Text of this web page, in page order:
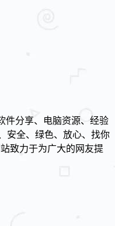
件分享、电脑资源、经验
安全、绿色、放心、找你
致力于为广大的网友提